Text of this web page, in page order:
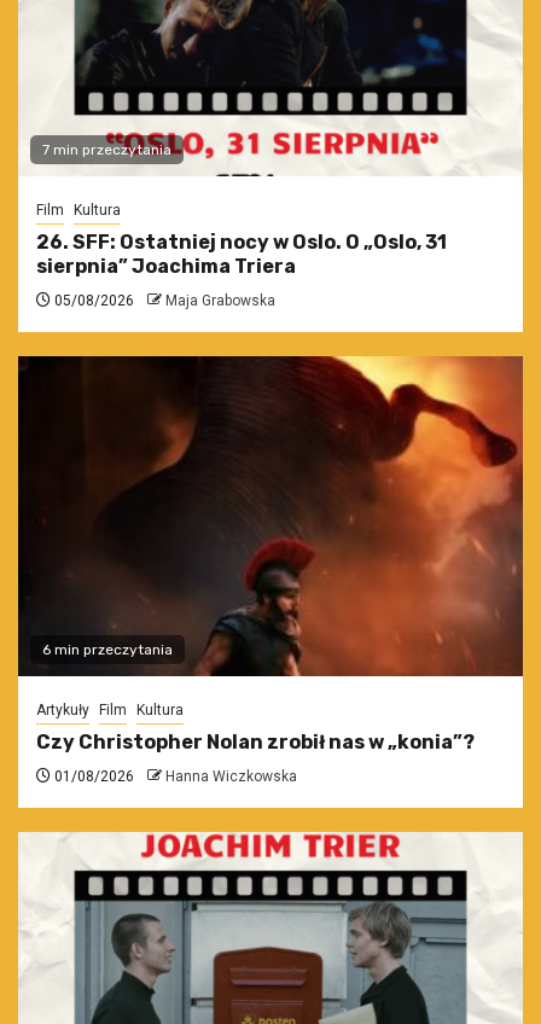
7 min przeczytania
Film Kultura
26. SFF: Ostatniej nocy w Oslo. O „Oslo, 31
sierpnia” Joachima Triera
05/08/2026 Maja Grabowska
6 min przeczytania
Artykuły Film Kultura
Czy Christopher Nolan zrobił nas w „konia”?
01/08/2026 Hanna Wiczkowska